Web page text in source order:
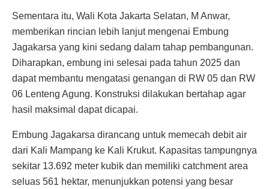
Sementara itu, Wali Kota Jakarta Selatan, M Anwar,
memberikan rincian lebih lanjut mengenai Embung
Jagakarsa yang kini sedang dalam tahap pembangunan.
Diharapkan, embung ini selesai pada tahun 2025 dan
dapat membantu mengatasi genangan di RW 05 dan RW
06 Lenteng Agung. Konstruksi dilakukan bertahap agar
hasil maksimal dapat dicapai.
Embung Jagakarsa dirancang untuk memecah debit air
dari Kali Mampang ke Kali Krukut. Kapasitas tampungnya
sekitar 13.692 meter kubik dan memiliki catchment area
seluas 561 hektar, menunjukkan potensi yang besar